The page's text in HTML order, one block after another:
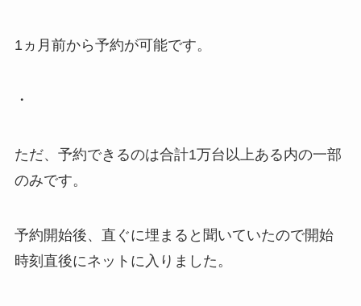
1ヵ月前から予約が可能です。
・
ただ、予約できるのは合計1万台以上ある内の一部
のみです。
予約開始後、直ぐに埋まると聞いていたので開始
時刻直後にネットに入りました。